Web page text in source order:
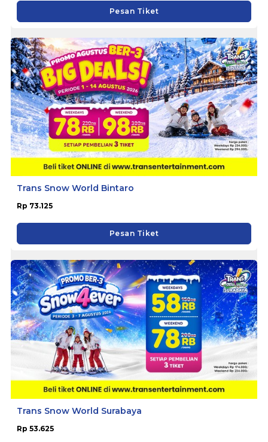
Pesan Tiket
Trans Snow World Bintaro
Rp 73.125
Pesan Tiket
Trans Snow World Surabaya
Rp 53.625